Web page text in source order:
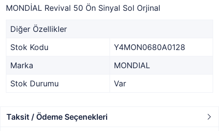
MONDİAL Revival 50 Ön Sinyal Sol Orjinal
Diğer Özellikler
Stok Kodu
Y4MON0680A0128
Marka
MONDIAL
Stok Durumu
Var
Taksit / Ödeme Seçenekleri